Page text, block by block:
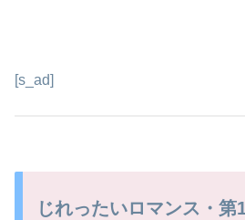
[s_ad]
じれったいロマンス・第